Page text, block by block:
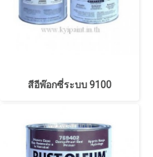
สีอีพ๊อกซี่ระบบ 9100